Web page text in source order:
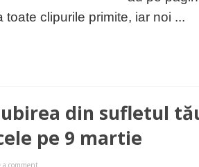
toate clipurile primite, iar noi ...
din sufletul
pe 9 martie
a comment